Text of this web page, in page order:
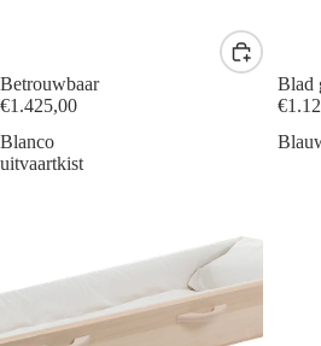
Betrouwbaar
€1.425,00
Blad
Blanco
uitvaartkist